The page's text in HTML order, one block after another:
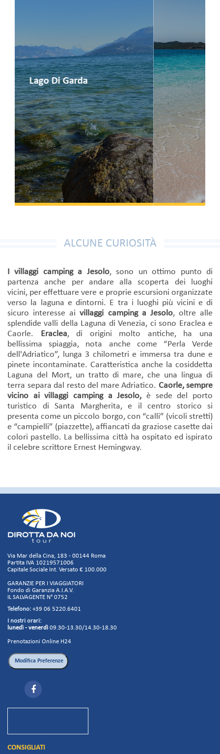
Caorle
ALCUNE CURIOSITÀ
I villaggi camping a Jesolo, sono un ottimo punto di
partenza anche per andare alla scoperta dei luoghi
vicini, per effettuare vere e proprie escursioni organizzate
verso la laguna e dintorni. E tra i luoghi più vicini e di
sicuro interesse aivillaggi camping a Jesolo, oltre alle
splendide valli della Laguna di Venezia, ci sono Eraclea e
Caorle. Eraclea, di origini molto antiche, ha una
bellissima spiaggia, nota anche come “Perla Verde
dell'Adriatico”, lunga 3 chilometri e immersa tra dune e
pinete incontaminate. Caratteristica anche la cosiddetta
Laguna del Mort, un tratto di mare, che una lingua di
terra separa dal resto del mare Adriatico. Caorle, sempre
vicino ai villaggi camping a Jesolo, è sede del porto
turistico di Santa Margherita, e il centro storico si
presenta come un piccolo borgo, con “calli” (vicoli stretti)
e “campielli” (piazzette), affiancati da graziose casette dai
colori pastello. La bellissima città ha ospitato ed ispirato
il celebre scrittore Ernest Hemingway.
Via Mar della Cina, 183 - 00144 Roma
Partita IVA 10219571006
Capitale Sociale Int. Versato € 100.000
GARANZIE PER I VIAGGIATORI
Fondo di Garanzia A.I.A.V.
IL SALVAGENTE N° 0752
Telefono: +39 06 5220.6401
I nostri orari:
lunedì - venerdì 09.30-13.30/14.30-18.30
Prenotazioni Online H24
CONSIGLIATI